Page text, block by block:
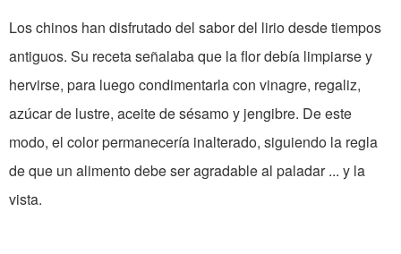
Los chinos han disfrutado del sabor del lirio desde tiempos
antiguos. Su receta señalaba que la flor debía limpiarse y
hervirse, para luego condimentarla con vinagre, regaliz,
azúcar de lustre, aceite de sésamo y jengibre. De este
modo, el color permanecería inalterado, siguiendo la regla
de que un alimento debe ser agradable al paladar ... y la
vista.